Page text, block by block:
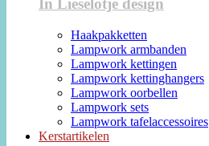
In Lieselotje design
Haakpakketten
Lampwork armbanden
Lampwork kettingen
Lampwork kettinghangers
Lampwork oorbellen
Lampwork sets
Lampwork tafelaccessoires
Kerstartikelen